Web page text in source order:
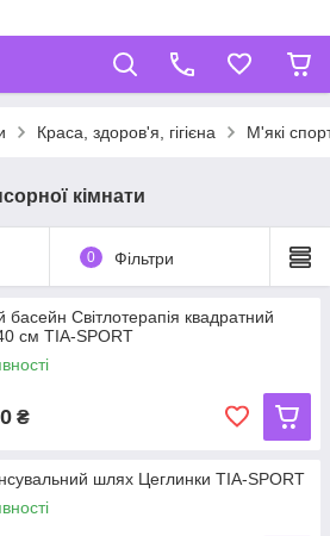
Краса, здоров'я, гігієна М'які
кімнати
0 Фільтри
басейн Світлотерапія квадратний
см TIA-SPORT
₴
шлях Цеглинки TIA-SPORT